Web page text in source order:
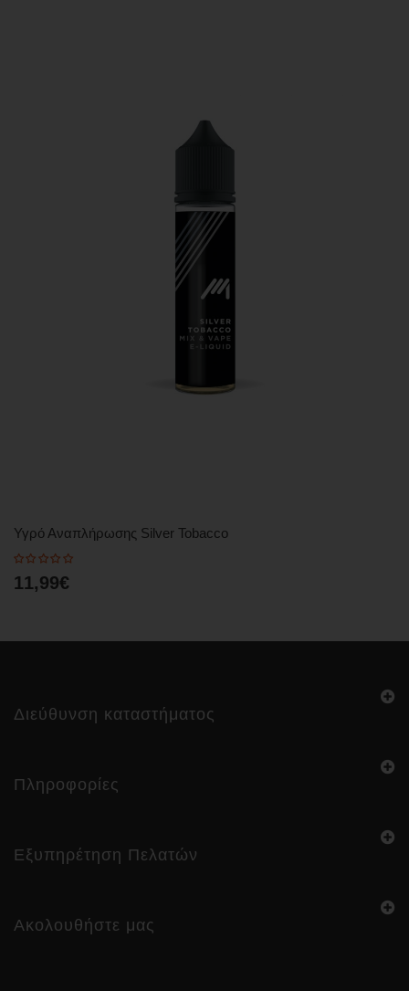
Υγρό Αναπλήρωσης Silver Tobacco
11,99€
Διεύθυνση καταστήματος
Πληροφορίες
Εξυπηρέτηση Πελατών
Ακολουθήστε μας